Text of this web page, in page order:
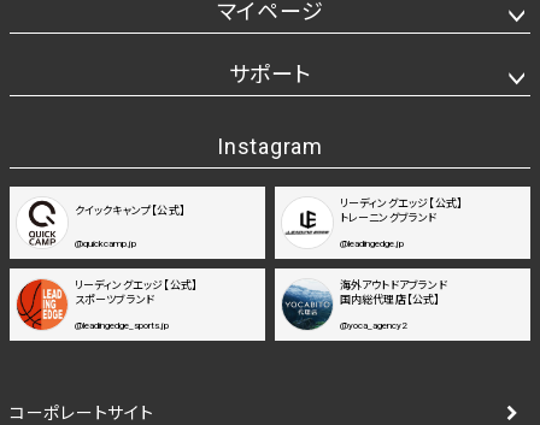
マイページ
サポート
Instagram
クイックキャンプ【公式】
@quickcamp.jp
リーディングエッジ【公式】
トレーニングブランド
@leadingedge.jp
リーディングエッジ【公式】
スポーツブランド
@leadingedge_sports.jp
海外アウトドアブランド
国内総代理店【公式】
@yoca_agency2
コーポレートサイト